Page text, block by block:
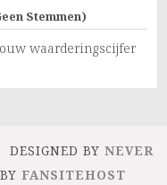
Stemmen)
waarderingscijfer
DESIGNED BYNEVER
FANSITEHOST